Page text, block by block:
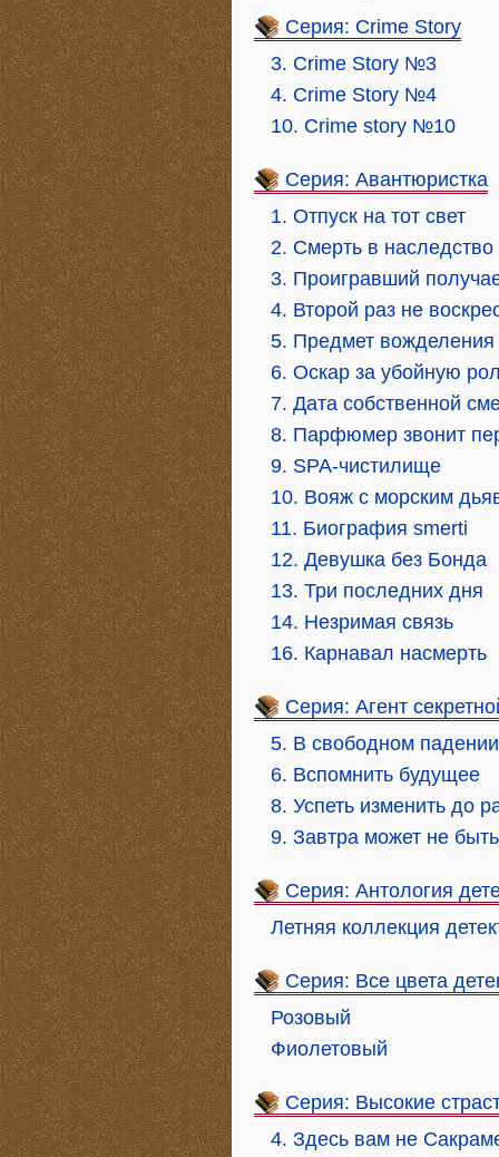
Серия: Crime Story
3. Crime Story №3
4. Crime Story №4
10. Crime story №10
Серия: Авантюристка
1. Отпуск на тот свет
2. Смерть в наследство
3. Проигравший
4. Второй раз не
5. Предмет
6. Оскар за убойную
7. Дата собственной
8. Парфюмер звонит
9. SPA-чистилище
10. Вояж с морским
11. Биография smerti
12. Девушка без Бонда
13. Три последних дня
14. Незримая связь
16. Карнавал насмерть
Серия: Агент
5. В свободном падении
6. Вспомнить будущее
8. Успеть изменить до
9. Завтра может не быть
Серия: Антология
Летняя коллекция
Серия: Все цвета
Розовый
Фиолетовый
Серия: Высокие
4. Здесь вам не